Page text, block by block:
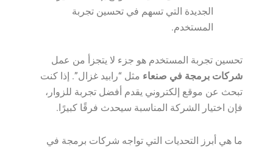
الجديدة التي تسهم في تحسين تجربة
المستخدم.
تحسين تجربة المستخدم هو جزء لا يتجزأ من عمل
شركات برمجة في صنعاءمثل “رابيد غزال”. إذا كنت
تبحث عن موقع إلكتروني يقدم أفضل تجربة للزوار،
فإن اختيار الشركة المناسبة سيحدث فرقًا كبيرًا.
ما هي أبرز التحديات التي تواجه شركات برمجة في